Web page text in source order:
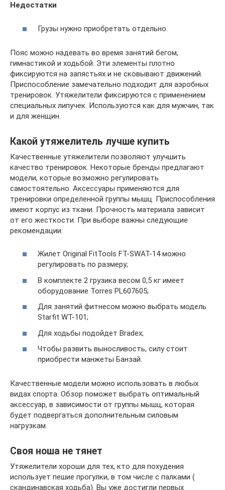
Недостатки
Грузы нужно приобретать отдельно.
Пояс можно надевать во время занятий бегом,
гимнастикой и ходьбой. Эти элементы плотно
фиксируются на запястьях и не сковывают движений.
Приспособление замечательно подходит для аэробных
тренировок. Утяжелители фиксируются с применением
специальных липучек. Используются как для мужчин, так
и для женщин.
Какой утяжелитель лучше купить
Качественные утяжелители позволяют улучшить
качество тренировок. Некоторые бренды предлагают
модели, которые возможно регулировать
самостоятельно. Аксессуары применяются для
тренировки определенной группы мышц. Приспособления
имеют корпус из ткани. Прочность материала зависит
от его жесткости. При выборе важны следующие
рекомендации:
Жилет Original FitTools FT-SWAT-14 можно
регулировать по размеру;
В комплекте 2 грузика весом 0,5 кг имеет
оборудование Torres PL607605;
Для занятий фитнесом можно выбрать модель
Starfit WT-101;
Для ходьбы подойдет Bradex;
Чтобы развить выносливость, силу стоит
приобрести манжеты Банзай.
Качественные модели можно использовать в любых
видах спорта. Обзор поможет выбрать оптимальный
аксессуар, в зависимости от группы мышц, которая
будет подвергаться дополнительным силовым
нагрузкам.
Своя ноша не тянет
Утяжелители хороши для тех, кто для похудения
использует пешие прогулки, в том числе с палками (
скандинавская ходьба). Вы уже достигли первых